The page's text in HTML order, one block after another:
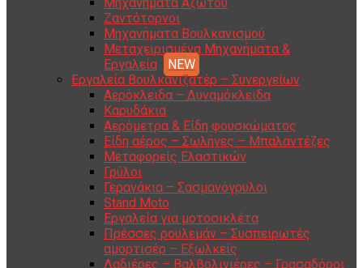
Ζαντότορνοι
Μηχανήματα Βουλκανισμού
Μεταχειρισμένα Μηχανήματα &
Εργαλεία
Εργαλεία Βουλκανιζατέρ – Συνεργείων
Αερόκλειδα – Δυναμόκλειδα
Καρυδάκια
Αερόμετρα & Είδη φουσκώματος
Είδη αέρος – Σωλήνες – Μπαλαντέζες
Μεταφορείς Ελαστικών
Γρύλοι
Γερανάκια – Σασμανόγρυλοι
Stand Moto
Εργαλεία για μοτοσικλέτα
Πρέσσες ρουλεμάν – Συσπειρωτές
αμορτισέρ – Εξωλκείς
Λαδιέρες – Βαλβολινιέρες – Γρασαδόροι